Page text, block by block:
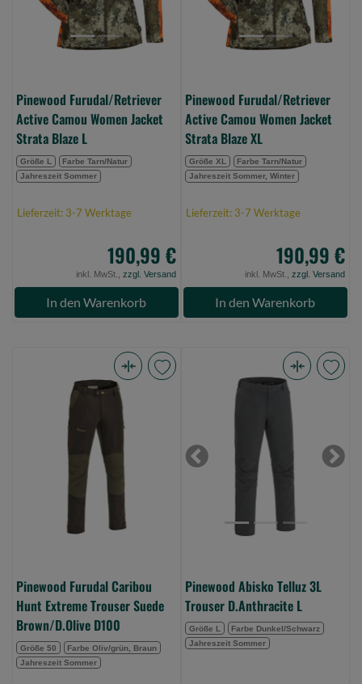
Strata
0)
Pinewood Furudal/Retriever
Active Camou Women Jacket
Strata Blaze L
Größe L
Farbe Tarn/Natur
Jahreszeit Sommer
Lieferzeit: 3-7 Werktage
190,99 €
inkl. MwSt., zzgl. Versand
In den Warenkorb
Strata
0)
Pinewood Furudal/Retriever
Active Camou Women Jacket
Strata Blaze XL
Größe XL
Farbe Tarn/Natur
Jahreszeit Sommer, Winter
Lieferzeit: 3-7 Werktage
190,99 €
inkl. MwSt., zzgl. Versand
In den Warenkorb
Brown/D.Olive
0)
Pinewood Furudal Caribou
Hunt Extreme Trouser Suede
Brown/D.Olive D100
Größe 50
Farbe Oliv/grün, Braun
Jahreszeit Sommer
Pinewood
3L
Trouser
Previous Next
Pinewood Abisko Telluz 3L
Trouser D.Anthracite L
Größe L
Farbe Dunkel/Schwarz
Jahreszeit Sommer